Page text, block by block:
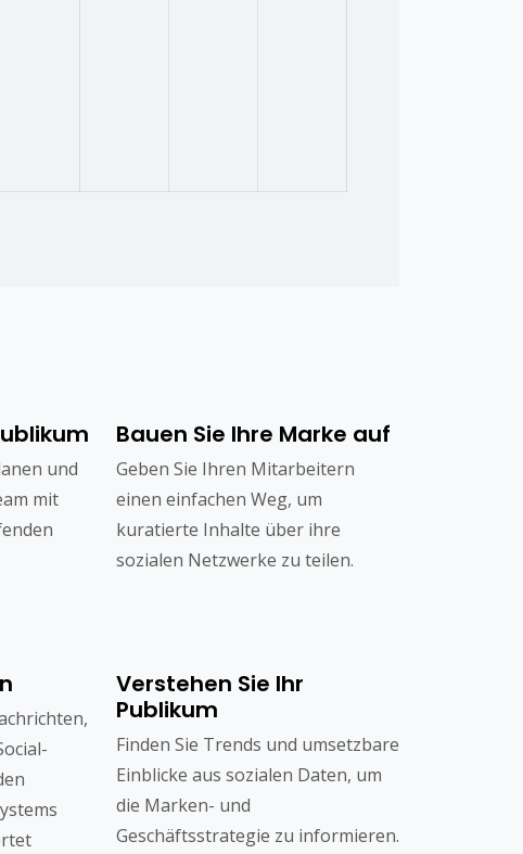
und
mit
Bauen Sie Ihre Marke auf
Geben Sie Ihren Mitarbeitern
einen einfachen Weg, um
kuratierte Inhalte über ihre
sozialen Netzwerke zu teilen.
Verstehen Sie Ihr
Publikum
Finden Sie Trends und umsetzbare
Einblicke aus sozialen Daten, um
die Marken- und
Geschäftsstrategie zu informieren.